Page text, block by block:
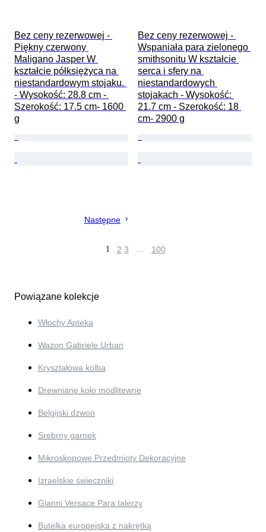
Bez ceny rezerwowej -
Piękny czerwony
Maligano Jasper W
kształcie półksiężyca na
niestandardowym stojaku.
- Wysokość: 28.8 cm -
Szerokość: 17.5 cm- 1600
g
Bez ceny rezerwowej -
Wspaniała para zielonego
smithsonitu W kształcie
serca i sfery na
niestandardowych
stojakach - Wysokość:
21.7 cm - Szerokość: 18
cm- 2900 g
Następne
1 2 3 … 100
Powiązane kolekcje
Włochy Apteka
Wazon Gabriele Urban
Kryształowa kolba
Drewniane koło modlitewne
Belgijski dzwon
Srebrny garnek
Mikroskopowe Przedmioty Dekoracyjne
Izraelskie świeczniki
Gianni Versace Para talerzy
Butelka europejska z nakrętką